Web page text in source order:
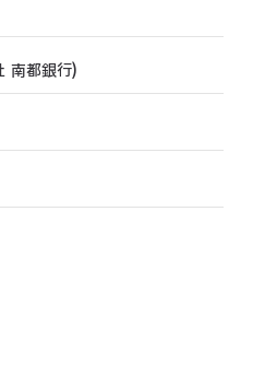
南都銀行)